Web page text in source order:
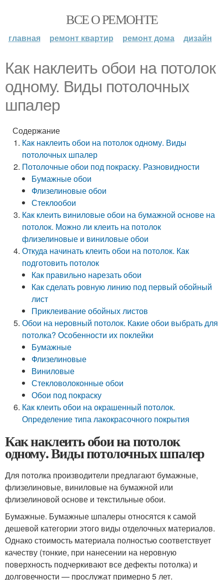
ВСЕ О РЕМОНТЕ
главная ремонт квартир ремонт дома дизайн
Как наклеить обои на потолок
одному. Виды потолочных
шпалер
Содержание
Как наклеить обои на потолок одному. Виды
потолочных шпалер
Потолочные обои под покраску. Разновидности
Бумажные обои
Флизелиновые обои
Стеклообои
Как клеить виниловые обои на бумажной основе на
потолок. Можно ли клеить на потолок
флизелиновые и виниловые обои
Откуда начинать клеить обои на потолок. Как
подготовить потолок
Как правильно нарезать обои
Как сделать ровную линию под первый обойный
лист
Приклеивание обойных листов
Обои на неровный потолок. Какие обои выбрать для
потолка? Особенности их поклейки
Бумажные
Флизелиновые
Виниловые
Стекловолоконные обои
Обои под покраску
Как клеить обои на окрашенный потолок.
Определение типа лакокрасочного покрытия
Как наклеить обои на потолок
одному. Виды потолочных шпалер
Для потолка производители предлагают бумажные,
флизелиновые, виниловые на бумажной или
флизелиновой основе и текстильные обои.
Бумажные. Бумажные шпалеры относятся к самой
дешевой категории этого виды отделочных материалов.
Однако стоимость материала полностью соответствует
качеству (тонкие, при нанесении на неровную
поверхность подчеркивают все дефекты потолка) и
долговечности — прослужат примерно 5 лет.